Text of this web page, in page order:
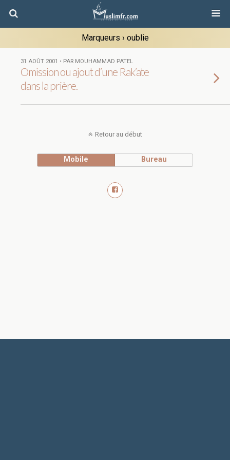
Marqueurs › oublie
31 AOÛT 2001 • PAR MOUHAMMAD PATEL
Omission ou ajout d’une Rak’ate
dans la prière.
Retour au début
Mobile Bureau